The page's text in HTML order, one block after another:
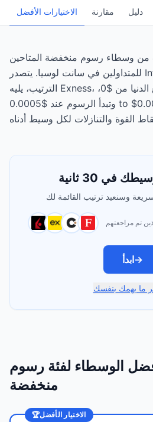
الاختيارات الأفضل مقارنة دليل
لقد قمنا بمقارنة أفضل 4 من وسطاء رسوم منخفضة المتاحين
للمتداولين في سانت لوسيا. يتصدر Interactive Brokers
الترتيب، يليه Exness، بتقييم 4.8/5. تبدأ الودائع الدنيا من $0،
وتبدأ الرسوم عند $0.0005 to $0.0035 per share. قارن بين
في 30 ثانية
ابدأ→
ما يهمك بنفسك
الوسطاء لفئة رسوم
منخفضة
🏆الاختيار الأفضل